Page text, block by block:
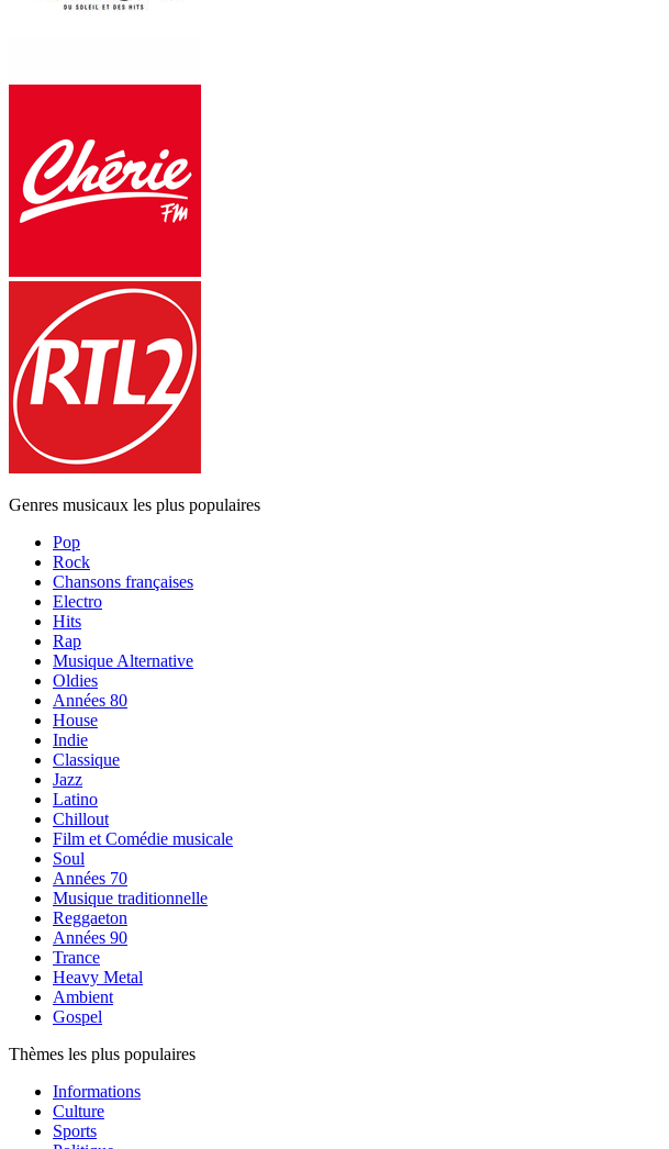
Genres musicaux les plus populaires
Pop
Rock
Chansons françaises
Electro
Hits
Rap
Musique Alternative
Oldies
Années 80
House
Indie
Classique
Jazz
Latino
Chillout
Film et Comédie musicale
Soul
Années 70
Musique traditionnelle
Reggaeton
Années 90
Trance
Heavy Metal
Ambient
Gospel
Thèmes les plus populaires
Informations
Culture
Sports